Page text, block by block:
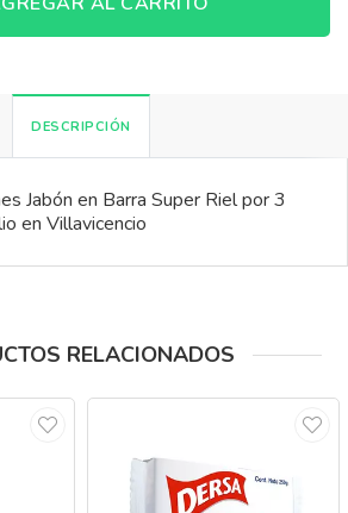
DESCRIPCIÓN
Jabón en Barra Super Riel por 3
en Villavicencio
RELACIONADOS